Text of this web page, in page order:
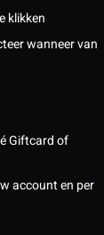
klikken
wanneer van
Giftcard of
account en per